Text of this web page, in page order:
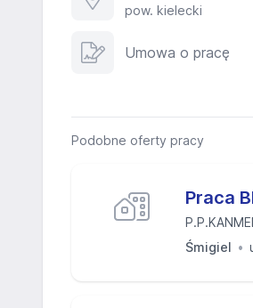
pow. kielecki
Umowa o pracę
Podobne oferty pracy
Praca
P.P.KANMEL
Śmigiel